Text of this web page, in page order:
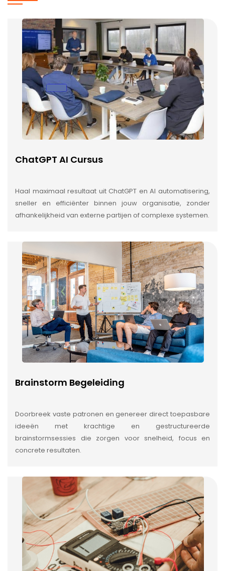
ChatGPT AI Cursus
Haal maximaal resultaat uit ChatGPT en AI automatisering,
sneller en efficiënter binnen jouw organisatie, zonder
afhankelijkheid van externe partijen of complexe systemen.
Brainstorm Begeleiding
Doorbreek vaste patronen en genereer direct toepasbare
ideeën met krachtige en gestructureerde
brainstormsessies die zorgen voor snelheid, focus en
concrete resultaten.